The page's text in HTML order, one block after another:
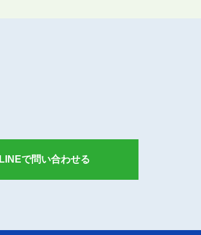
LINEで問い合わせる